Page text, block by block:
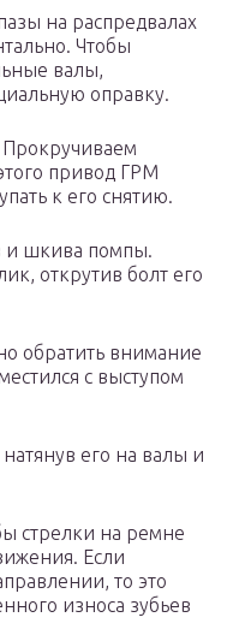
на распредвалах
Чтобы
валы,
оправку.
Прокручиваем
привод ГРМ
к его снятию.
и шкива помпы.
открутив болт его
обратить внимание
с выступом
его на валы и
стрелки на ремне
Если
то это
износа зубьев